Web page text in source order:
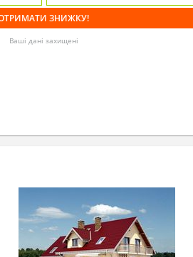
Ваші дані захищені